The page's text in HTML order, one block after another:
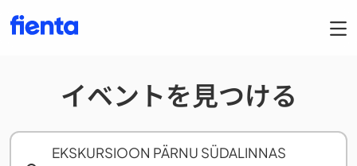
イベントを見つける